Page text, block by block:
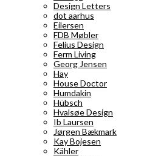
Design Letters
dot aarhus
Eilersen
FDB Møbler
Felius Design
Ferm Living
Georg Jensen
Hay
House Doctor
Humdakin
Hübsch
Hvalsøe Design
Ib Laursen
Jørgen Bækmark
Kay Bojesen
Kähler